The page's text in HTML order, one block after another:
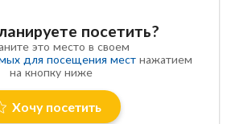
посетить?
это место в своем
для посещения мест нажатием
на кнопку ниже
Хочу посетить